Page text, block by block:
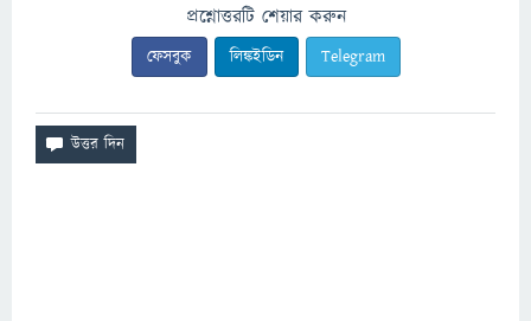
প্রশ্নোত্তরটি শেয়ার করুন
ফেসবুক লিঙ্কইডিন Telegram